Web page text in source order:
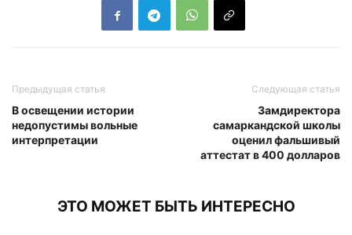
Предыдущая статья
В освещении истории
недопустимы вольные
интерпретации
Следующая статья
Замдиректора
самаркандской школы
оценил фальшивый
аттестат в 400 долларов
ЭТО МОЖЕТ БЫТЬ ИНТЕРЕСНО